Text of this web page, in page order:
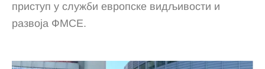
приступ у служби европске видљивости и
развоја ФМСЕ.